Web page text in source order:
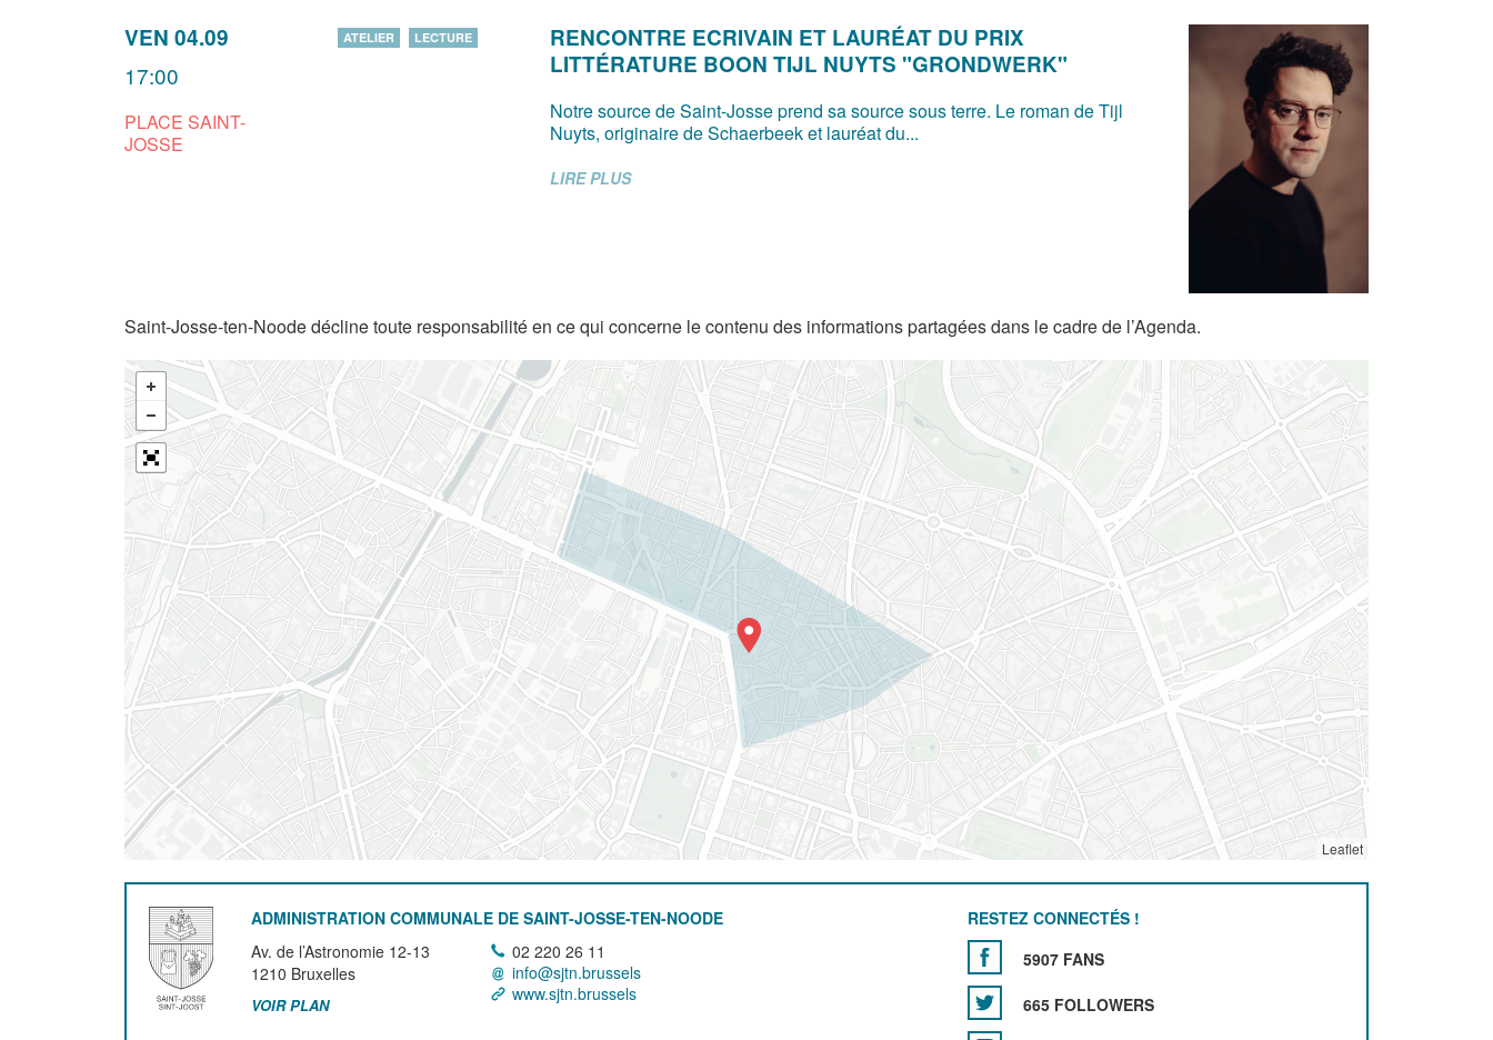
VEN 04.09
17:00
PLACE SAINT-
JOSSE
ATELIER LECTURE
RENCONTRE ECRIVAIN ET LAURÉAT DU PRIX
LITTÉRATURE BOON TIJL NUYTS "GRONDWERK"
Notre source de Saint-Josse prend sa source sous terre. Le roman de Tijl
Nuyts, originaire de Schaerbeek et lauréat du...
LIRE PLUS
Saint-Josse-ten-Noode décline toute responsabilité en ce qui concerne le contenu des informations partagées dans le cadre de l’Agenda.
Leaflet
ADMINISTRATION COMMUNALE DE SAINT-JOSSE-TEN-NOODE
Av. de l’Astronomie 12-13
1210 Bruxelles
VOIR PLAN
02 220 26 11
info@sjtn.brussels
www.sjtn.brussels
RESTEZ CONNECTÉS !
5907 FANS
665 FOLLOWERS